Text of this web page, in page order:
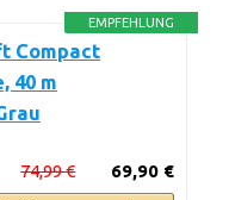
EMPFEHLUNG
Compact
40 m
69,90 €
74,99 €